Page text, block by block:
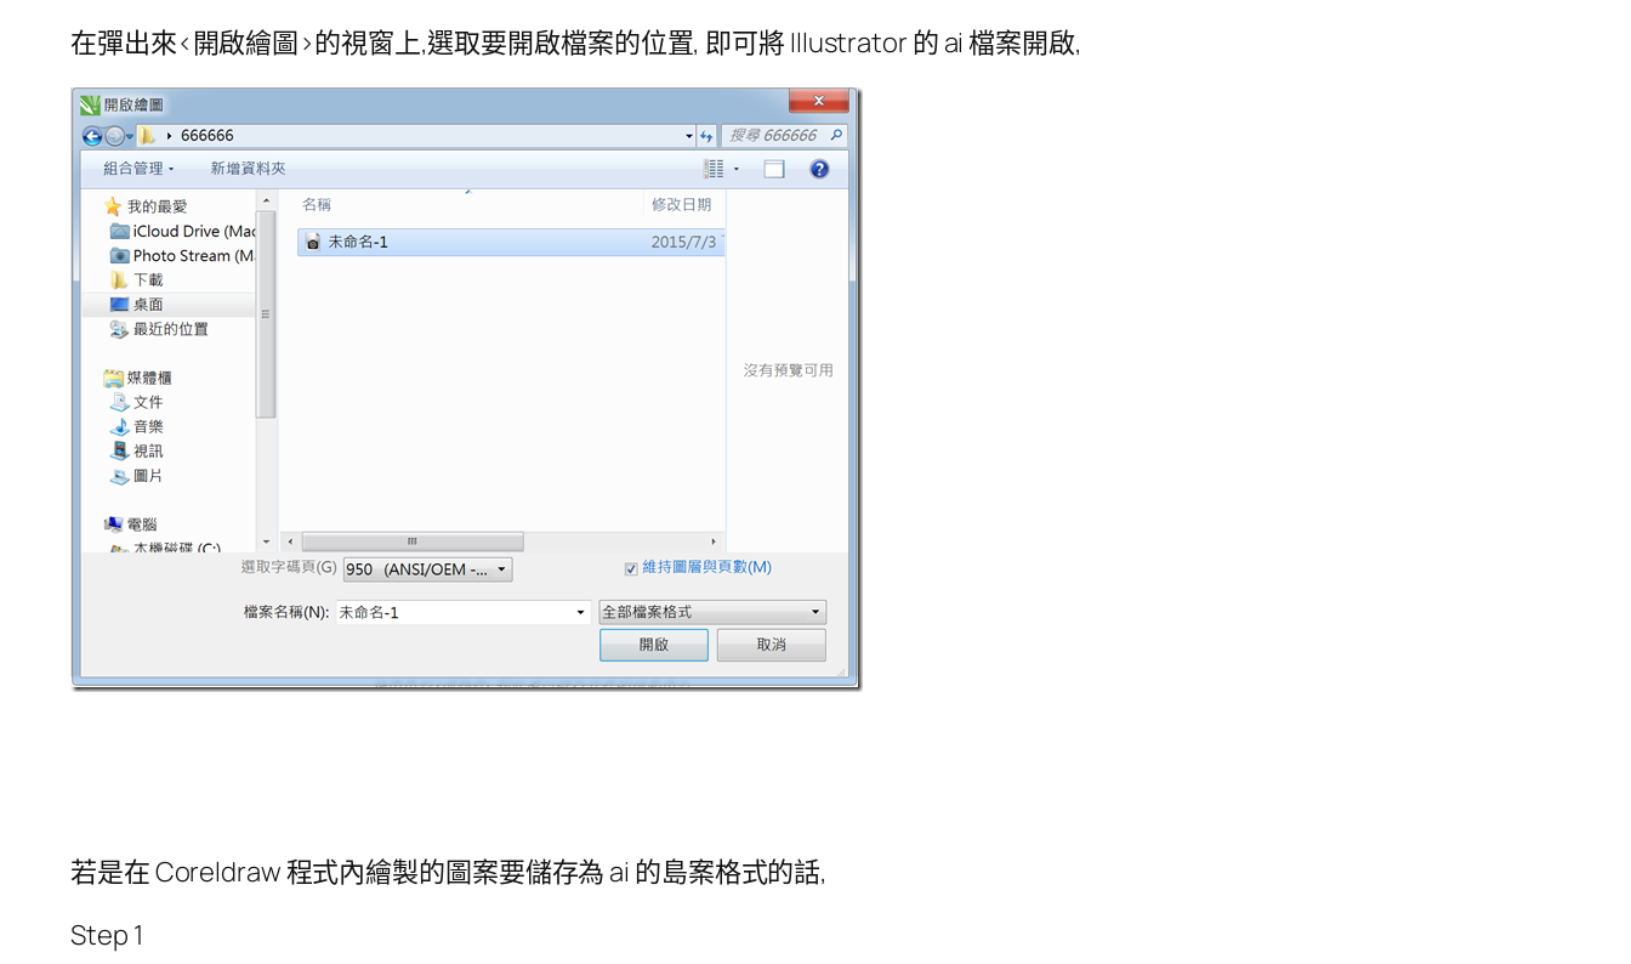
在彈出來<開啟繪圖>的視窗上,選取要開啟檔案的位置, 即可將 Illustrator 的 ai 檔案開啟,
若是在 Coreldraw 程式內繪製的圖案要儲存為 ai 的島案格式的話,
Step 1